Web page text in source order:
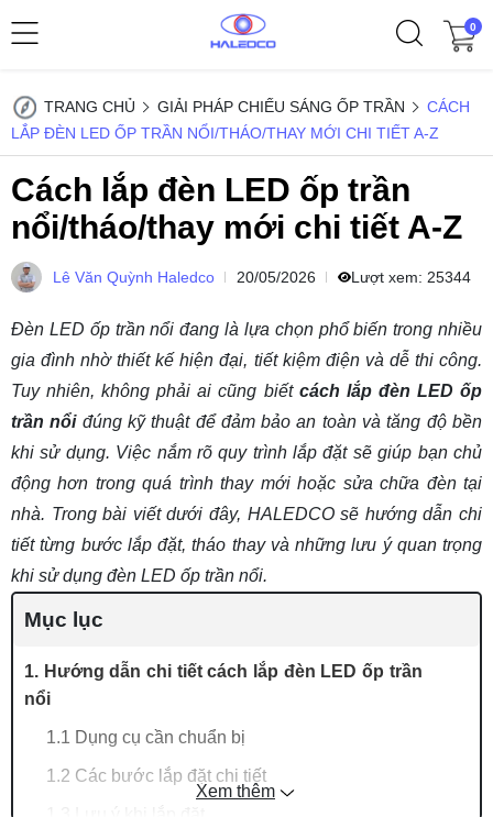
0
TRANG CHỦ GIẢI PHÁP CHIẾU SÁNG ỐP TRẦN
CÁCH
LẮP ĐÈN LED ỐP TRẦN NỔI/THÁO/THAY MỚI CHI TIẾT A-Z
Cách lắp đèn LED ốp trần
nổi/tháo/thay mới chi tiết A-Z
Lê Văn Quỳnh Haledco 20/05/2026 Lượt xem: 25344
Đèn LED ốp trần nổi đang là lựa chọn phổ biến trong nhiều
gia đình nhờ thiết kế hiện đại, tiết kiệm điện và dễ thi công.
Tuy nhiên, không phải ai cũng biết cách lắp đèn LED ốp
trần nổiđúng kỹ thuật để đảm bảo an toàn và tăng độ bền
khi sử dụng. Việc nắm rõ quy trình lắp đặt sẽ giúp bạn chủ
động hơn trong quá trình thay mới hoặc sửa chữa đèn tại
nhà. Trong bài viết dưới đây, HALEDCO sẽ hướng dẫn chi
tiết từng bước lắp đặt, tháo thay và những lưu ý quan trọng
khi sử dụng đèn LED ốp trần nổi.
Mục lục
1. Hướng dẫn chi tiết cách lắp đèn LED ốp trần
nổi
1.1 Dụng cụ cần chuẩn bị
1.2 Các bước lắp đặt chi tiết
Xem thêm